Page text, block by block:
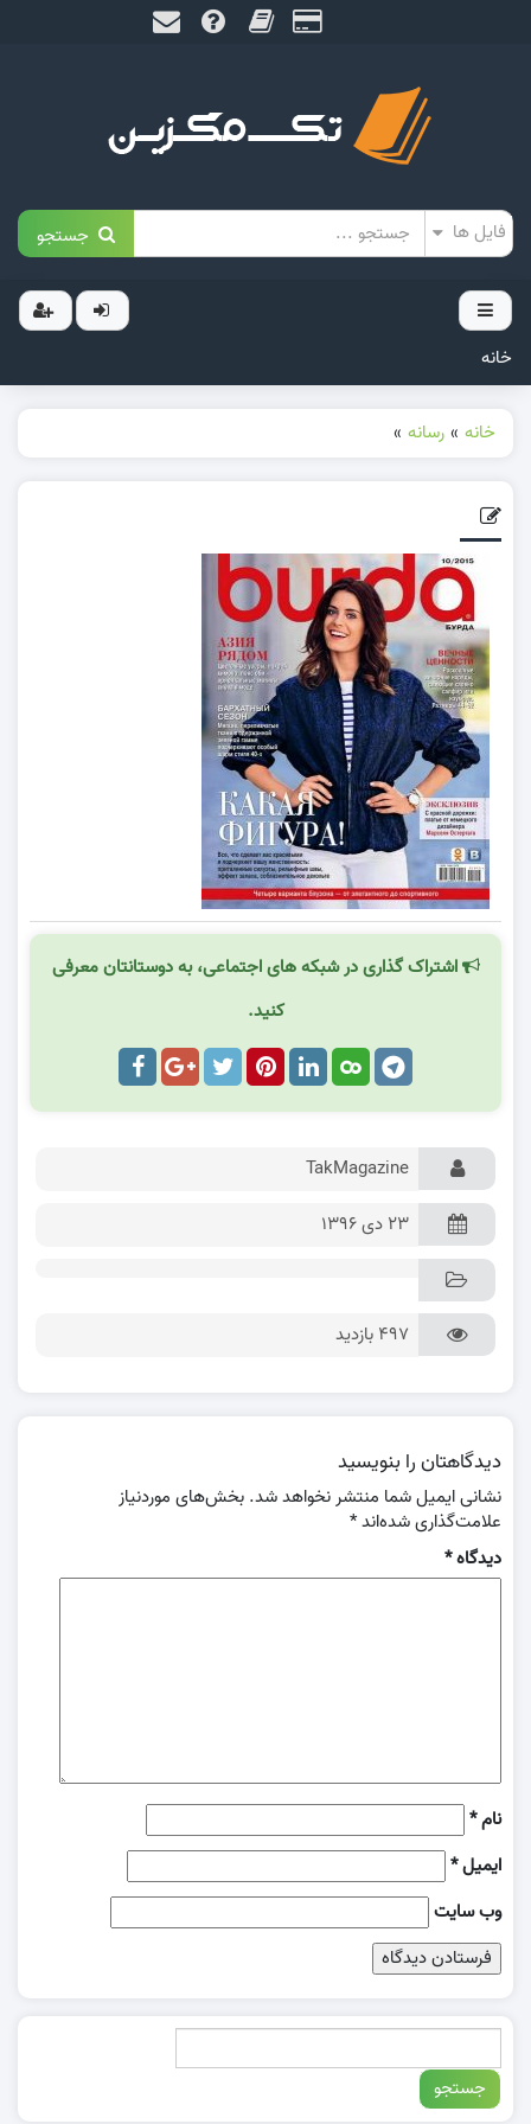
جستجو
خانه
خانه » رسانه »
اشتراک گذاری در شبکه های اجتماعی، به دوستانتان معرفی
کنید.
TakMagazine
۲۳ دی ۱۳۹۶
497 بازدید
دیدگاهتان را بنویسید
نشانی ایمیل شما منتشر نخواهد شد. بخش‌های موردنیاز
علامت‌گذاری شده‌اند*
دیدگاه*
نام*
ایمیل*
وب‌ سایت